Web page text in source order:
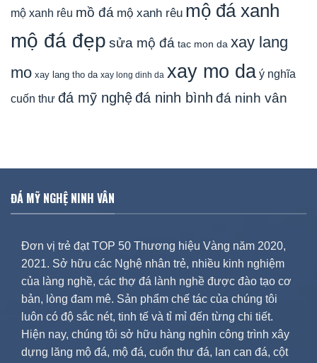
mộ xanh rêu mồ đá mộ xanh rêu mộ đá xanh
mộ đá đẹp sửa mộ đá tac mon da xay lang
mo xay lang tho da xay long dinh da xay mo da ý nghĩa
cuốn thư đá mỹ nghệđá ninh bình đá ninh vân
ĐÁ MỸ NGHỆ NINH VÂN
Đơn vị trẻ đạt TOP 50 Thương hiệu Vàng năm 2020,
2021. Sở hữu các Nghệ nhân trẻ, nhiều kinh nghiệm
của làng nghề, các thợ đá lành nghề được đào tạo cơ
bản, lòng đam mê. Sản phẩm chế tác của chúng tôi
luôn có độ sắc nét, tinh tế và tỉ mỉ đến từng chi tiết.
Hiện nay, chúng tôi sở hữu hàng nghìn công trình xây
dựng lăng mộ đá, mộ đá, cuốn thư đá, lan can đá, cột